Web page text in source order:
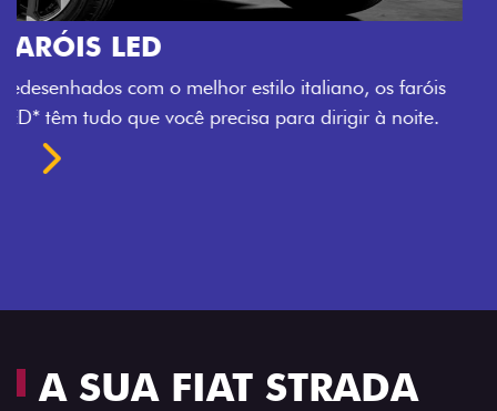
O VERDADEIRO 5 LUGARES E 4
PORTAS
Todo mundo pode viajar confortável na Fiat Strada,
que conta com cabine dupla de 5 lugares e 4 portas.
A SUA FIAT STRADA